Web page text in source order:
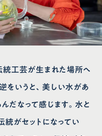
統工芸が生まれた場所へ
をいうと、美しい水があ
だなって感じます。水と
がセットになってい